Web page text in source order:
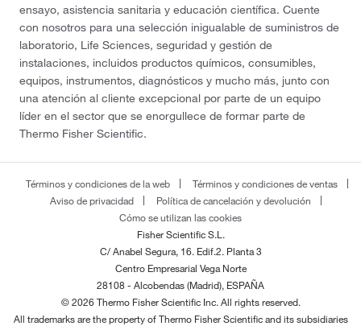
ensayo, asistencia sanitaria y educación científica. Cuente
con nosotros para una selección inigualable de suministros de
laboratorio, Life Sciences, seguridad y gestión de
instalaciones, incluidos productos químicos, consumibles,
equipos, instrumentos, diagnósticos y mucho más, junto con
una atención al cliente excepcional por parte de un equipo
líder en el sector que se enorgullece de formar parte de
Thermo Fisher Scientific.
Términos y condiciones de la web
Términos y condiciones de ventas
Aviso de privacidad
Política de cancelación y devolución
Cómo se utilizan las cookies
Fisher Scientific S.L.
C/ Anabel Segura, 16. Edif.2. Planta 3
Centro Empresarial Vega Norte
28108 - Alcobendas (Madrid), ESPAÑA
© 2026 Thermo Fisher Scientific Inc. All rights reserved.
All trademarks are the property of Thermo Fisher Scientific and its subsidiaries